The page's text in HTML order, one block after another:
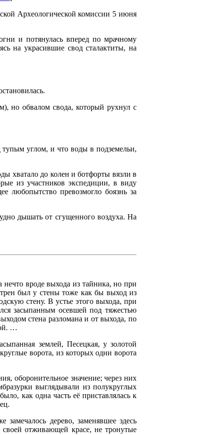
Археологической комиссии 5 июня
и потянулась вперед по мрачному
на украсившие свод сталактиты, на
но обвалом свода, который рухнул с
тупым углом, и что воды в подземельи,
хватало до колен и ботфорты вязли в
из участников экспедиции, в виду
любопытство превозмогло боязнь за
дышать от сгущенного воздуха. На
нечто вроде выхода из тайника, но при
был у стены тоже как бы выход из
стену. В устье этого выхода, при
засыпанным осевшей под тяжестью
стена разломана и от выхода, по
…
землей, Песецкая, у золотой
ворота, из которых одни ворота
оборонительное значение; через них
выглядывали из полукруглых
как одна часть её приставлялась к
дерево, заменявшее здесь
отживающей красе, не тронутые